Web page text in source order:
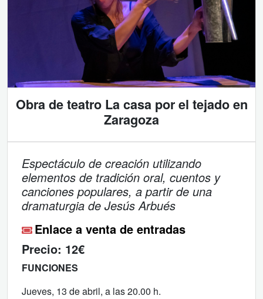
Obra de teatro La casa por el tejado en
Zaragoza
Espectáculo de creación utilizando
elementos de tradición oral, cuentos y
canciones populares, a partir de una
dramaturgia de Jesús Arbués
Enlace a venta de entradas
Precio: 12€
FUNCIONES
Jueves, 13 de abril, a las 20.00 h.